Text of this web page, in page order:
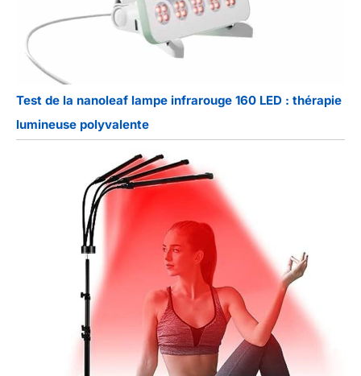
Test de la nanoleaf lampe infrarouge 160 LED : thérapie
lumineuse polyvalente